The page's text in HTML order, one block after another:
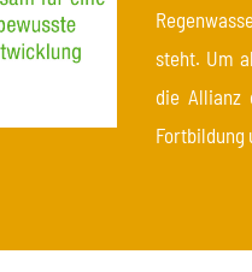
steht. Um
die Allianz
Fortbildung